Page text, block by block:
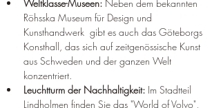
Weltklasse-Museen: Neben dem bekannten
Röhsska Museum für Design und
Kunsthandwerk  gibt es auch das Göteborgs
Konsthall, das sich auf zeitgenössische Kunst
aus Schweden und der ganzen Welt
konzentriert.
Leuchtturm der Nachhaltigkeit: Im Stadtteil
Lindholmen finden Sie das "World of Volvo",